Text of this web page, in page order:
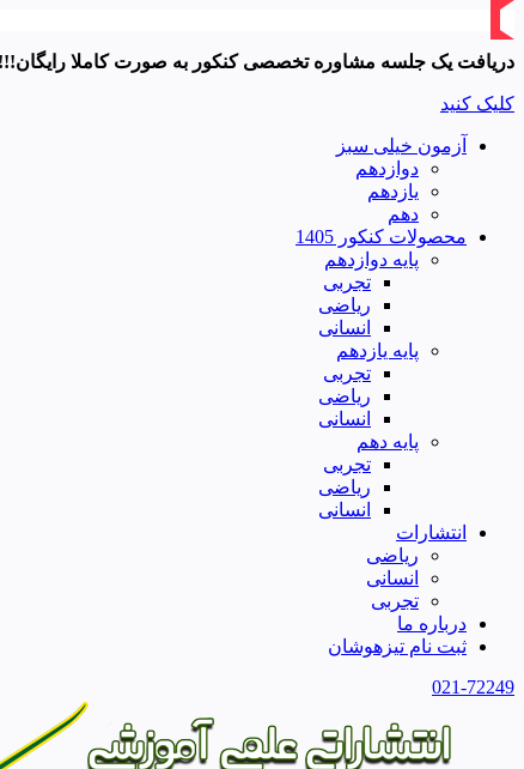
دریافت یک جلسه مشاوره تخصصی کنکور به صورت کاملا رایگان!!!
کلیک کنید
آزمون خیلی سبز
دوازدهم
یازدهم
دهم
محصولات کنکور 1405
پایه دوازدهم
تجربی
ریاضی
انسانی
پایه یازدهم
تجربی
ریاضی
انسانی
پایه دهم
تجربی
ریاضی
انسانی
انتشارات
ریاضی
انسانی
تجربی
درباره ما
ثبت نام تیزهوشان
021-72249